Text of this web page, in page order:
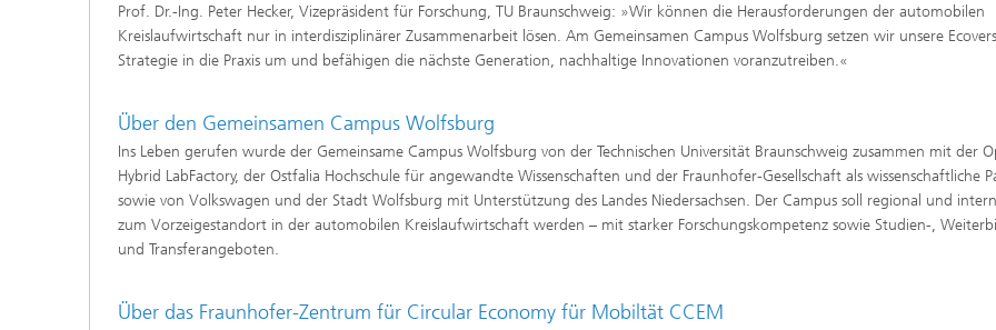
Prof. Dr.-Ing. Peter Hecker, Vizepräsident für Forschung, TU Braunschweig: »Wir können die Herausforderungen der automobilen
Kreislaufwirtschaft nur in interdisziplinärer Zusammenarbeit lösen. Am Gemeinsamen Campus Wolfsburg setzen wir unsere
Strategie in die Praxis um und befähigen die nächste Generation, nachhaltige Innovationen voranzutreiben.«
Über den Gemeinsamen Campus Wolfsburg
Ins Leben gerufen wurde der Gemeinsame Campus Wolfsburg von der Technischen Universität Braunschweig zusammen mit der
Hybrid LabFactory, der Ostfalia Hochschule für angewandte Wissenschaften und der Fraunhofer-Gesellschaft als wissenschaftliche
sowie von Volkswagen und der Stadt Wolfsburg mit Unterstützung des Landes Niedersachsen. Der Campus soll regional und
zum Vorzeigestandort in der automobilen Kreislaufwirtschaft werden – mit starker Forschungskompetenz sowie Studien-,
und Transferangeboten.
Über das Fraunhofer-Zentrum für Circular Economy für Mobiltät CCEM